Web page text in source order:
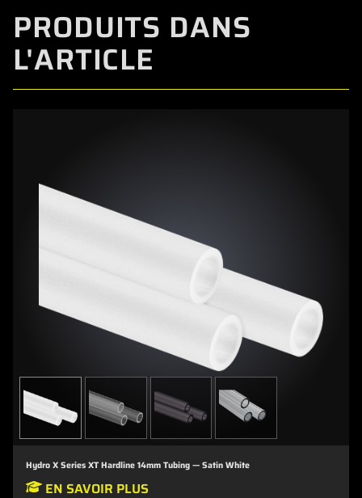
PRODUITS DANS
L'ARTICLE
Hydro X Series XT Hardline 14mm Tubing — Satin White
EN SAVOIR PLUS